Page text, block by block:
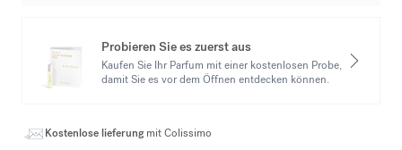
Probieren Sie es zuerst aus
Kaufen Sie Ihr Parfum mit einer kostenlosen Probe,
damit Sie es vor dem Öffnen entdecken können.
Kostenlose lieferungmit Colissimo